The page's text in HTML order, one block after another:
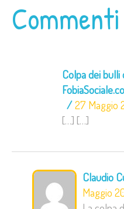
Colpa dei bulli
27 Maggio
[…] […]
Claudio
Maggio